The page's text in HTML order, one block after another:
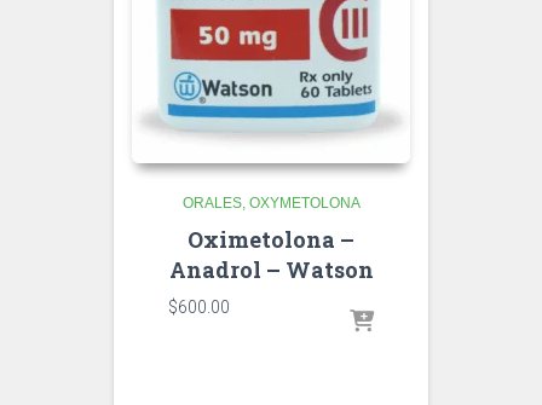
ORALES OXYMETOLONA
Oximetolona –
Anadrol – Watson
$600.00